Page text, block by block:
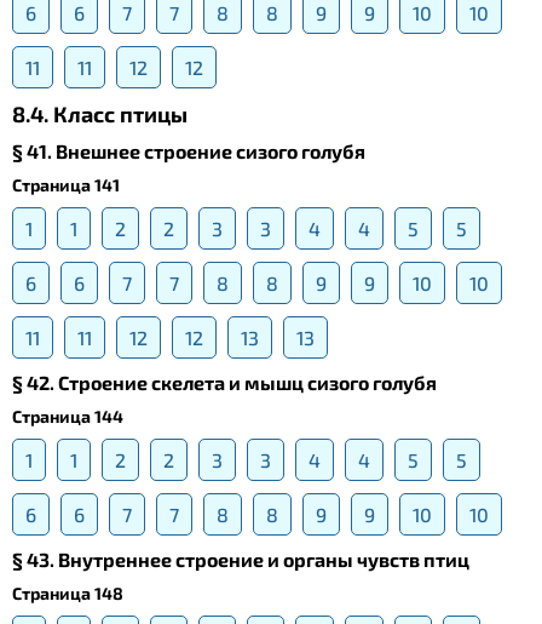
6 6 7 7 8 8 9 9 10 10
11 11 12 12
8.4. Класс птицы
§ 41. Внешнее строение сизого голубя
Страница 141
1 1 2 2 3 3 4 4 5 5
6 6 7 7 8 8 9 9 10 10
11 11 12 12 13
13
§ 42. Строение скелета и мышц сизого голубя
Страница 144
1 1 2 2 3 3 4 4 5 5
6 6 7 7 8 8 9 9 10
10
§ 43. Внутреннее строение и органы чувств птиц
Страница 148